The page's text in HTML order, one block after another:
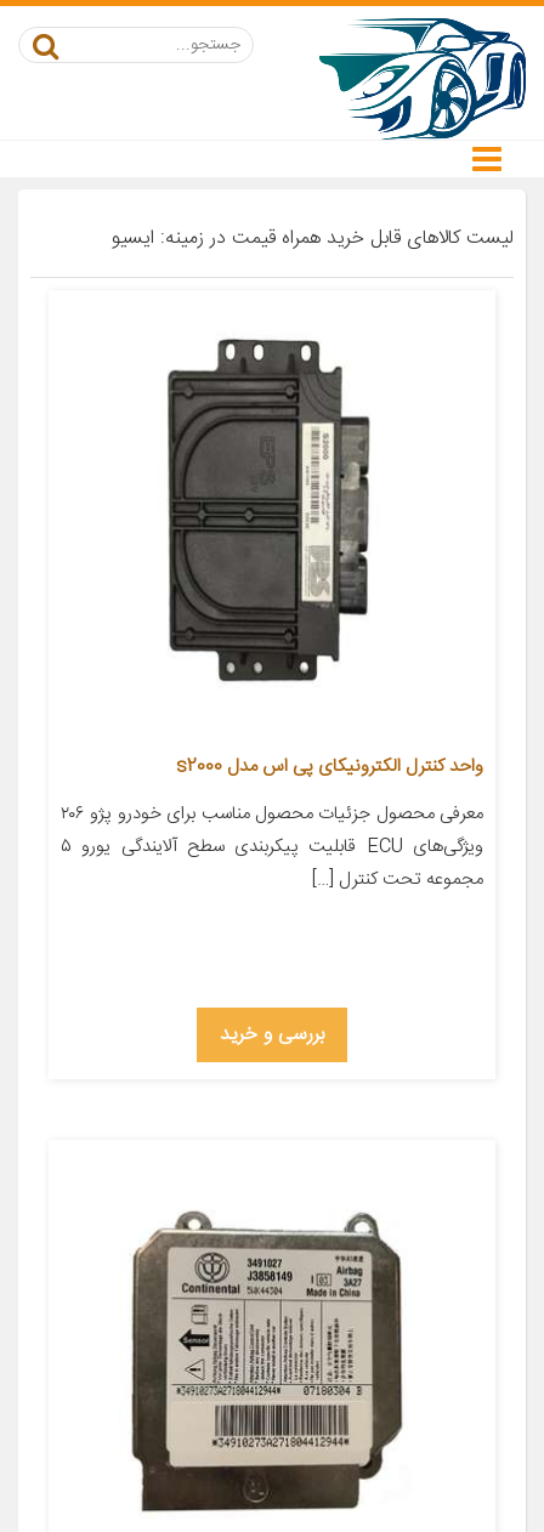
لیست کالاهای قابل خرید همراه قیمت در زمینه: ایسیو
واحد کنترل الکترونیکای پی اس مدل s2000
معرفی محصول جزئیات محصول مناسب برای خودرو پژو ۲۰۶
ویژگی‌های ECU قابلیت پیکربندی سطح آلایندگی یورو ۵
مجموعه تحت کنترل […]
بررسی و خرید